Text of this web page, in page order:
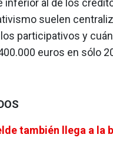
inferior al de los
suelen
participativos y
euros en sólo
también llega a la